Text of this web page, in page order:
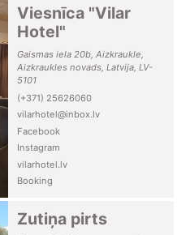
Viesnīca "Vilar
Hotel"
Gaismas iela 20b, Aizkraukle,
Aizkraukles novads, Latvija, LV-
5101
(+371) 25626060
vilarhotel@inbox.lv
Facebook
Instagram
vilarhotel.lv
Booking
Zutiņa pirts